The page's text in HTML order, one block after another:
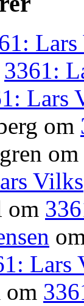
3361:
Lars
om
om
Vilks
om
Lars
om